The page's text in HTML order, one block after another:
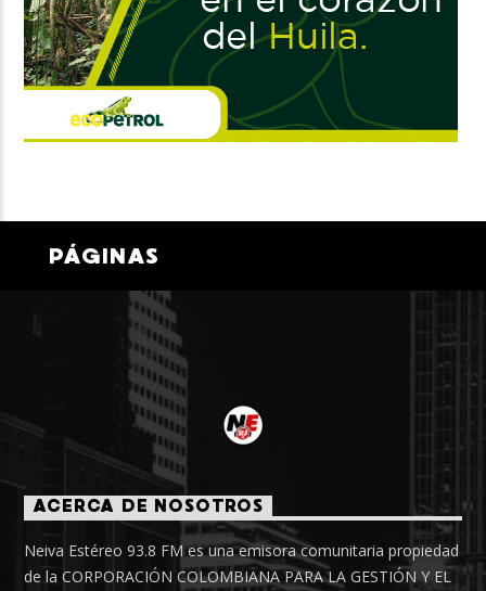
PÁGINAS
ACERCA DE NOSOTROS
Neiva Estéreo 93.8 FM es una emisora comunitaria propiedad
de la CORPORACIÓN COLOMBIANA PARA LA GESTIÓN Y EL